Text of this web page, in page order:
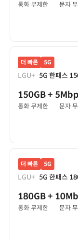
통화 무제한 문자
더 빠른 5G
LGU+ 5G 한패스
150GB+
통화 무제한 문자
더 빠른 5G
LGU+ 5G 한패스
180GB+
통화 무제한 문자